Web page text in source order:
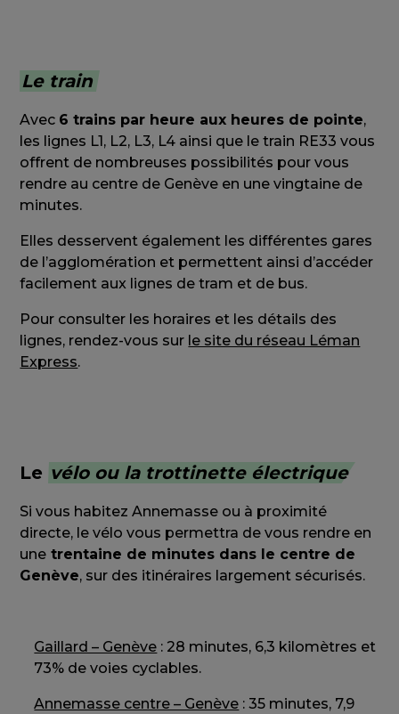
Le train
Avec 6 trains par heure aux heures de pointe,
les lignes L1, L2, L3, L4 ainsi que le train RE33 vous
offrent de nombreuses possibilités pour vous
rendre au centre de Genève en une vingtaine de
minutes.
Elles desservent également les différentes gares
de l’agglomération et permettent ainsi d’accéder
facilement aux lignes de tram et de bus.
Pour consulter les horaires et les détails des
lignes, rendez-vous sur le site du réseau Léman
Express.
Le vélo ou la trottinette électrique
Si vous habitez Annemasse ou à proximité
directe, le vélo vous permettra de vous rendre en
une trentaine de minutes dans le centre de
Genève, sur des itinéraires largement sécurisés.
Gaillard – Genève : 28 minutes, 6,3 kilomètres et
73% de voies cyclables.
Annemasse centre – Genève : 35 minutes, 7,9